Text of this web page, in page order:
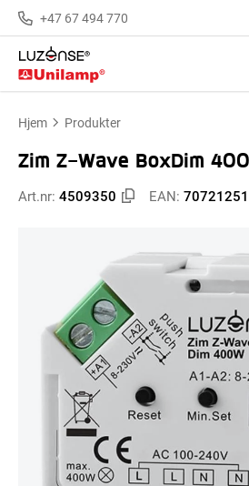
+47 67 494 770
Hjem Produkter
Zim Z-Wave BoxDim
Art.nr: 4509350 EAN: